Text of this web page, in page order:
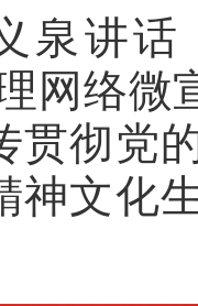
泉讲
络微
贯彻党
神文化